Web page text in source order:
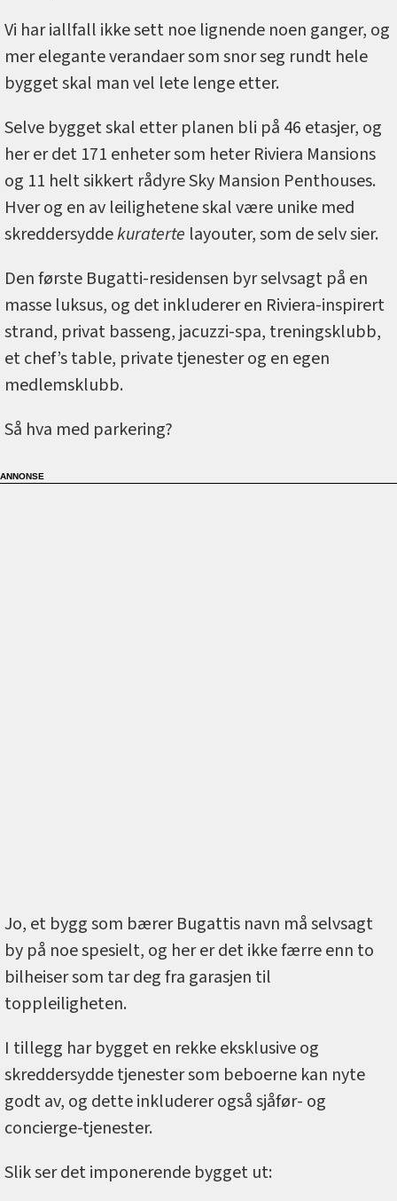
Vi har iallfall ikke sett noe lignende noen ganger, og
mer elegante verandaer som snor seg rundt hele
bygget skal man vel lete lenge etter.
Selve bygget skal etter planen bli på 46 etasjer, og
her er det 171 enheter som heter Riviera Mansions
og 11 helt sikkert rådyre Sky Mansion Penthouses.
Hver og en av leilighetene skal være unike med
skreddersyddekuraterte layouter, som de selv sier.
Den første Bugatti-residensen byr selvsagt på en
masse luksus, og det inkluderer en Riviera-inspirert
strand, privat basseng, jacuzzi-spa, treningsklubb,
et chef’s table, private tjenester og en egen
medlemsklubb.
Så hva med parkering?
Jo, et bygg som bærer Bugattis navn må selvsagt
by på noe spesielt, og her er det ikke færre enn to
bilheiser som tar deg fra garasjen til
toppleiligheten.
I tillegg har bygget en rekke eksklusive og
skreddersydde tjenester som beboerne kan nyte
godt av, og dette inkluderer også sjåfør- og
concierge-tjenester.
Slik ser det imponerende bygget ut: